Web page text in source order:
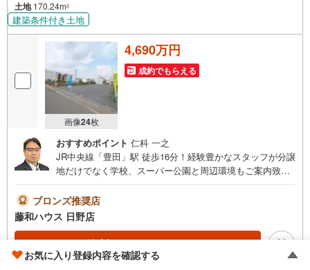
土地170.24m2
建築条件付き土地
画像24枚
4,690万円
成約でもらえる
おすすめポイント 仁科 一之
JR中央線「豊田」駅 徒歩16分！経験豊かなスタッフが分譲
地だけでなく学校、スーパー公園と周辺環境もご案内致し
ブロンズ推奨店
藤和ハウス 日野店
資料をもらう（無料）
お気に入り登録内容を確認する